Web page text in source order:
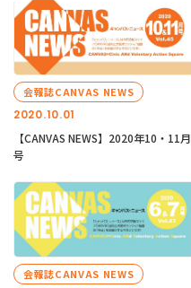
2020.10.01
会報誌CANVAS NEWS
【CANVAS NEWS】2020年10・11月
号
会報誌CANVAS NEWS